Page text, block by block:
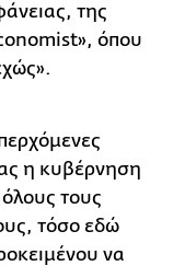
της
όπου
η κυβέρνηση
τους
τόσο εδώ
να